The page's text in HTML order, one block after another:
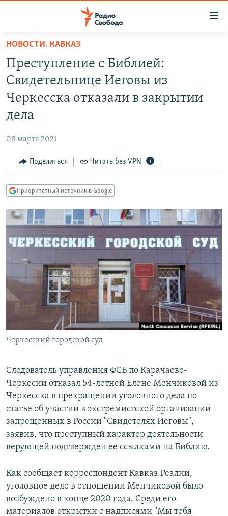
упрощенного
доступа
Вернуться
основному
содержанию
навигации
Вернутся
ПОДКАСТЫ
АВТОРСКИЕ ПРОЕКТЫ
КУЛЬТУРА
IDEL.РЕАЛИИ
КАВКАЗ.РЕАЛИИ
СИБИРЬ.РЕАЛИИ
РАСПИСАНИЕ ВЕЩАНИЯ
ПОДПИШИТЕСЬ НА РАССЫЛКУ
СОЦИАЛЬНЫЕ СЕТИ
НОВОСТИ. КАВКАЗ
Преступление с Библией:
Свидетельнице Иеговы из
Черкесска отказали в закрытии
дела
08 марта 2021
Поделиться Читать без VPN
Приоритетный источник в Google
Черкесский городской суд
Следователь управления ФСБ по Карачаево-
Черкесии отказал 54-летней Елене Менчиковой из
Черкесска в прекращении уголовного дела по
статье об участии в экстремистской организации -
запрещенных в России "Свидетелях Иеговы",
заявив, что преступный характер деятельности
верующей подтвержден ее ссылками на Библию.
Как сообщает корреспондент Кавказ.Реалии,
уголовное дело в отношении Менчиковой было
возбуждено в конце 2020 года. Среди его
материалов открытки с надписями "Мы тебя